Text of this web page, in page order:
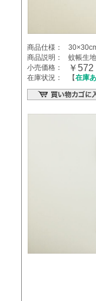
商品仕様：
商品説明：
蚊帳生
小売価格：
￥572
在庫状況： 【在庫